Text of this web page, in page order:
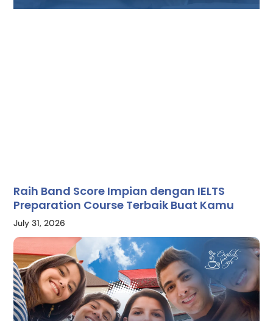
Raih Band Score Impian dengan IELTS
Preparation Course Terbaik Buat Kamu
July 31, 2026